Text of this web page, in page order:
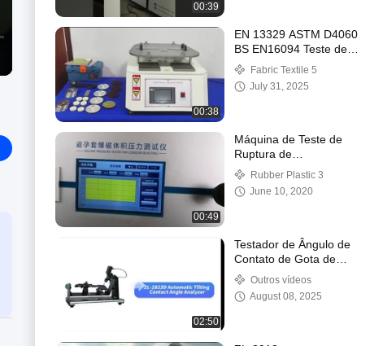
00:39
00:38
EN 13329 ASTM D4060
BS EN16094 Teste de
abrasão Martindale
para máquina de
abrasão Martindale
Fabric Textile 5
July 31, 2025
00:49
Máquina de Teste de
Ruptura de
Preservativos
Rubber Plastic 3
June 10, 2020
02:50
Testador de Ângulo de
Contato de Gota de
Água Automático de
Precisão
Outros vídeos
August 08, 2025